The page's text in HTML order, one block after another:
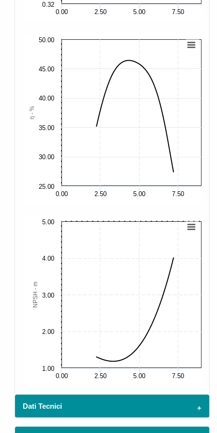
0.00 5.00
2.50 7.50
0.32
η - %
0.00 5.00
2.50 7.50
25.00
30.00
35.00
40.00
45.00
50.00
NPSH - m
0.00 5.00
2.50 7.50
1.00
2.00
3.00
4.00
5.00
Dati Tecnici